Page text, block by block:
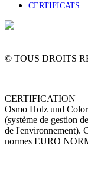
CERTIFICATS
© TOUS DROITS
CERTIFICATION
Osmo Holz und
(système de gestion
de l'environnement).
normes EURO